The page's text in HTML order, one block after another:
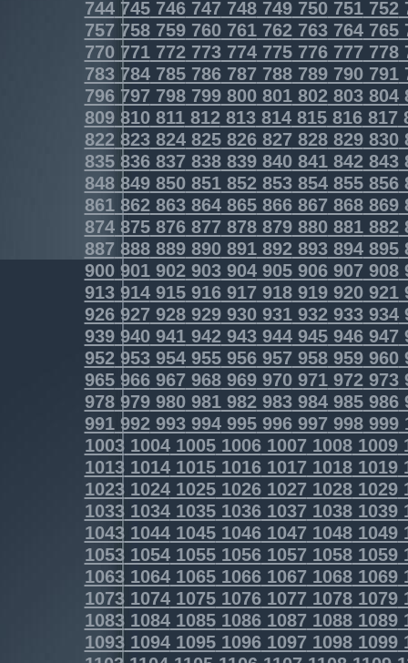
744745746747748749750751752
757 758759760761762763764765
770771772773774775776777778
783784785786787788789790791
796797798799800801802803804
809810811812813814815816817
822823824825826827828829830
835836837838839840841842843
848849850851852853854855856
861862863864865866867868869
874875876877878879880881882
887 888889890891892893894895
900901902903904905906907908
913914915916917918919920921
926927928929930931932933934
939940941942943944945946947
952953954955956957958959960
965966967968969970971972973
978979980981982983984985986
991992993994995996997998999
1003100410051006100710081009
1013101410151016101710181019
1023102410251026102710281029
1033103410351036103710381039
1043104410451046104710481049
1053105410551056105710581059
1063106410651066106710681069
1073107410751076107710781079
1083108410851086108710881089
1093109410951096109710981099